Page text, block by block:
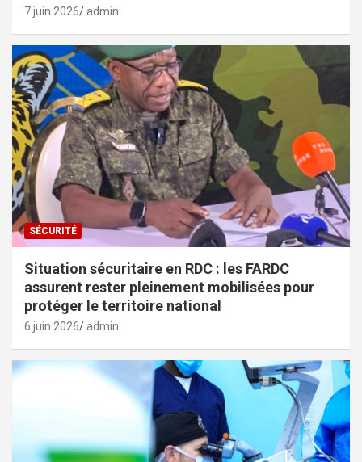
7 juin 2026 admin
SÉCURITÉ
Situation sécuritaire en RDC : les FARDC
assurent rester pleinement mobilisées pour
protéger le territoire national
6 juin 2026 admin